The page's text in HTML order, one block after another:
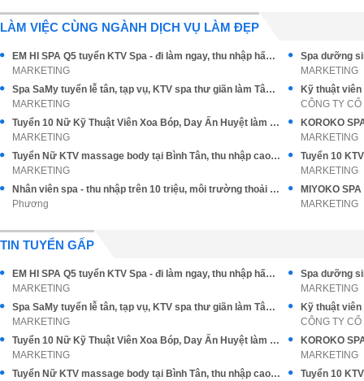
LÀM VIỆC CÙNG NGÀNH DỊCH VỤ LÀM ĐẸP
EM HI SPA Q5 tuyển KTV Spa - đi làm ngay, thu nhập hấp dẫn
MARKETING
MARKETING
Spa SaMy tuyển lễ tân, tạp vụ, KTV spa thư giãn làm Tân Bình
MARKETING
Kỹ thuật
Tuyển 10 Nữ Kỹ Thuật Viên Xoa Bóp, Day Ấn Huyệt làm tại Q10
MARKETING
MARKETING
Tuyển Nữ KTV massage body tại Bình Tân, thu nhập cao, Tip cao
MARKETING
MARKETING
Nhân viên spa - thu nhập trên 10 triệu, môi trường thoải mái
Phương
MARKETING
TIN TUYỂN GẤP
EM HI SPA Q5 tuyển KTV Spa - đi làm ngay, thu nhập hấp dẫn
MARKETING
MARKETING
Spa SaMy tuyển lễ tân, tạp vụ, KTV spa thư giãn làm Tân Bình
MARKETING
Kỹ thuật
Tuyển 10 Nữ Kỹ Thuật Viên Xoa Bóp, Day Ấn Huyệt làm tại Q10
MARKETING
MARKETING
Tuyển Nữ KTV massage body tại Bình Tân, thu nhập cao, Tip cao